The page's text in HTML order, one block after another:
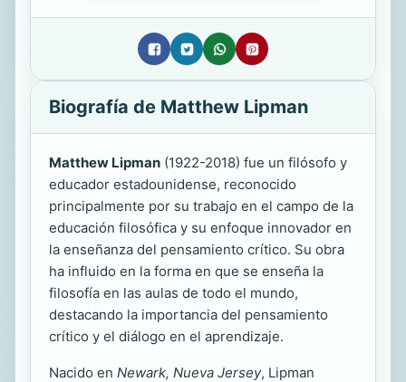
Biografía de Matthew Lipman
Matthew Lipman (1922-2018) fue un filósofo y
educador estadounidense, reconocido
principalmente por su trabajo en el campo de la
educación filosófica y su enfoque innovador en
la enseñanza del pensamiento crítico. Su obra
ha influido en la forma en que se enseña la
filosofía en las aulas de todo el mundo,
destacando la importancia del pensamiento
crítico y el diálogo en el aprendizaje.
Nacido en Newark, Nueva Jersey, Lipman